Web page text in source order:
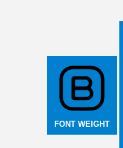
FONT WEIGHT